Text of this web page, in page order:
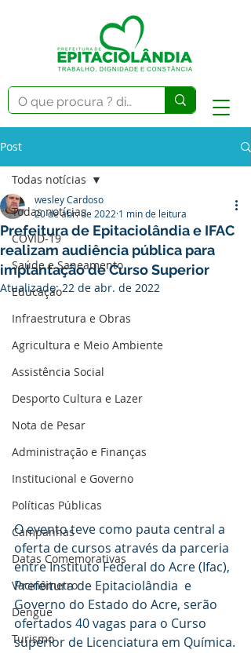
Post
Todas notícias
COVID-19
Saúde e Saneamento
Educação
Infraestrutura e Obras
Agricultura e Meio Ambiente
Assistência Social
Desporto Cultura e Lazer
Nota de Pesar
Administração e Finanças
Institucional e Governo
Políticas Públicas
Campanhas
Datas Comemorativas
Vacinômetro
Dengue
Turismo
Todas notícias
Prefeitura de Epitaciolândia e IFAC
realizam audiência pública para
implantação de Curso Superior
wesley Cardoso
20 de abr. de 2022 1 min de leitura
Atualizado:22 de abr. de 2022
O evento teve como pauta central a
oferta de cursos através da parceria
entre Instituto Federal do Acre (Ifac),
Prefeitura de Epitaciolândia  e
Governo do Estado do Acre, serão
ofertados 40 vagas para o Curso
superior de Licenciatura em Química.